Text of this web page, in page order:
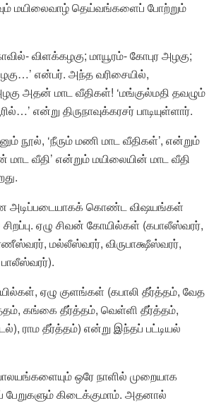
மயிலைவாழ் தெய்வங்களைப் போற்றும்
விளக்கழகு; மாயூரம்- கோபுர அழகு;
என்பர். அந்த வரிசையில்,
அதன் மாட வீதிகள்! ‘மங்குல்மதி தவழும்
என்று திருநாவுக்கரசர் பாடியுள்ளார்.
நூல், ‘நீரும் மணி மாட வீதிகள்’, என்றும்
வீதி’ என்றும் மயிலையின் மாட வீதி
கொண்ட விஷயங்கள்
ஏழு சிவன் கோயில்கள் (கபாலீஸ்வரர்,
மல்லீஸ்வரர், விருபாக்ஷீஸ்வரர்,
ஏழு குளங்கள் (கபாலி தீர்த்தம், வேத
கங்கை தீர்த்தம், வெள்ளி தீர்த்தம்,
ராம தீர்த்தம்) என்று இந்தப் பட்டியல்
ஒரே நாளில் முறையாக
பேறுகளும் கிடைக்குமாம். அதனால்